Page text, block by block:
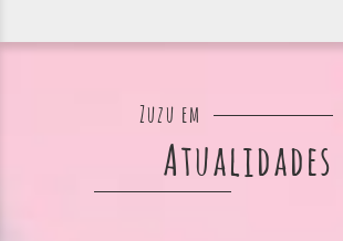
Zuzu em
Atualidades